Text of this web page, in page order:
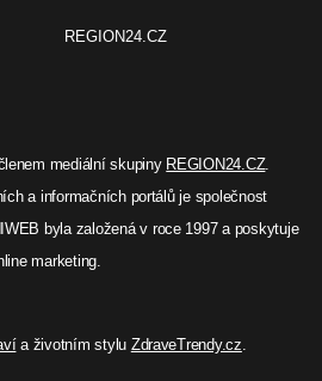
REGION24.CZ
mediální skupiny REGION24.CZ.
a informačních portálů je společnost
byla založená v roce 1997 a poskytuje
marketing.
a životním stylu ZdraveTrendy.cz